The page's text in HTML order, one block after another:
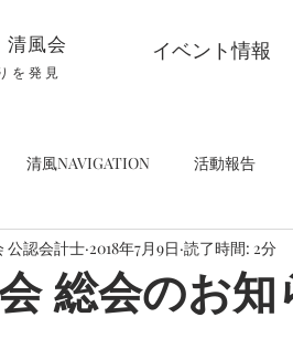
風会 イベント情報
を発見
清風NAVIGATION 活動報告
総会のお知
公認会計士 2018年7月9日 読了時間: 2分